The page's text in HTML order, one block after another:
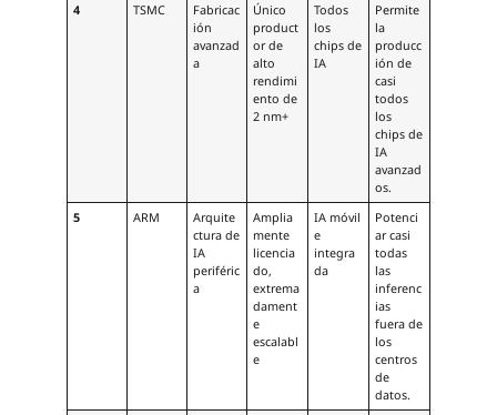
4
TSMC
Fabricac
ión
avanzad
a
Único
product
or de
alto
rendimi
ento de
2 nm+
Todos
los
chips de
IA
Permite
la
producc
ión de
casi
todos
los
chips de
IA
avanzad
os.
5
ARM
Arquite
ctura de
IA
periféric
a
Amplia
mente
licencia
do,
extrema
dament
e
escalabl
e
IA móvil
e
integra
da
Potenci
ar casi
todas
las
inferenc
ias
fuera de
los
centros
de
datos.